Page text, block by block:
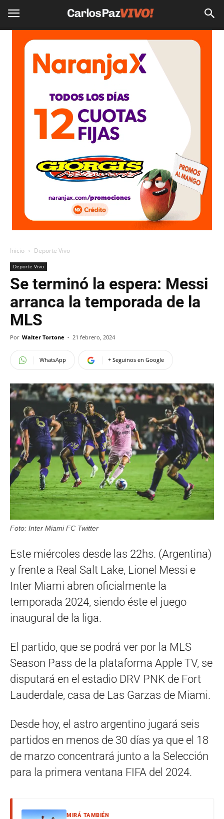
Inicio Deporte Vivo
Deporte Vivo
Se terminó la espera: Messi
arranca la temporada de la
MLS
Por Walter Tortone - 21 febrero, 2024
WhatsApp + Seguinos en Google
Foto: Inter Miami FC Twitter
Este miércoles desde las 22hs. (Argentina)
y frente a Real Salt Lake, Lionel Messi e
Inter Miami abren oficialmente la
temporada 2024, siendo éste el juego
inaugural de la liga.
El partido, que se podrá ver por la MLS
Season Pass de la plataforma Apple TV, se
disputará en el estadio DRV PNK de Fort
Lauderdale, casa de Las Garzas de Miami.
Desde hoy, el astro argentino jugará seis
partidos en menos de 30 días ya que el 18
de marzo concentrará junto a la Selección
para la primera ventana FIFA del 2024.
MIRÁ TAMBIÉN